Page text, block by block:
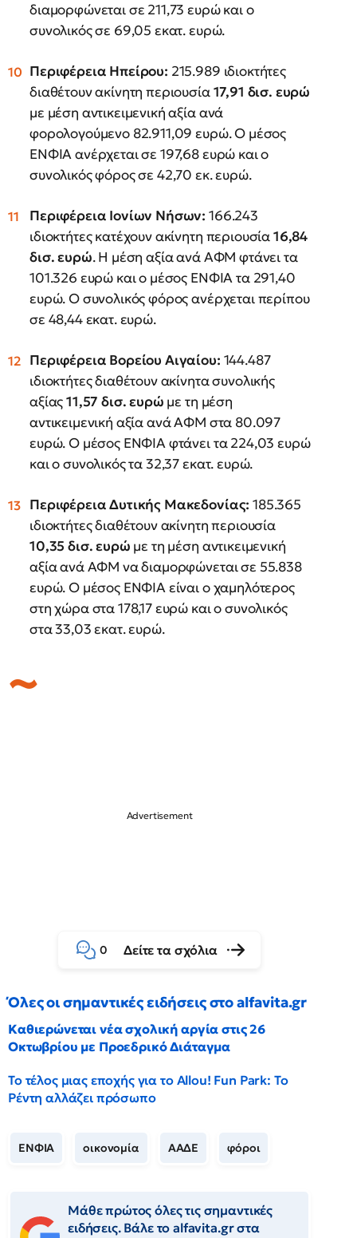
διαμορφώνεται σε 211,73 ευρώ και ο
συνολικός σε 69,05 εκατ. ευρώ.
Περιφέρεια Ηπείρου: 215.989 ιδιοκτήτες
διαθέτουν ακίνητη περιουσία17,91 δισ. ευρώ
με μέση αντικειμενική αξία ανά
φορολογούμενο 82.911,09 ευρώ. Ο μέσος
ΕΝΦΙΑ ανέρχεται σε 197,68 ευρώ και ο
συνολικός φόρος σε 42,70 εκ. ευρώ.
Περιφέρεια Ιονίων Νήσων: 166.243
ιδιοκτήτες κατέχουν ακίνητη περιουσία16,84
δισ. ευρώ. Η μέση αξία ανά ΑΦΜ φτάνει τα
101.326 ευρώ και ο μέσος ΕΝΦΙΑ τα 291,40
ευρώ. Ο συνολικός φόρος ανέρχεται περίπου
σε 48,44 εκατ. ευρώ.
Περιφέρεια Βορείου Αιγαίου: 144.487
ιδιοκτήτες διαθέτουν ακίνητα συνολικής
αξίας11,57 δισ. ευρώ με τη μέση
αντικειμενική αξία ανά ΑΦΜ στα 80.097
ευρώ. Ο μέσος ΕΝΦΙΑ φτάνει τα 224,03 ευρώ
και ο συνολικός τα 32,37 εκατ. ευρώ.
Περιφέρεια Δυτικής Μακεδονίας: 185.365
ιδιοκτήτες διαθέτουν ακίνητη περιουσία
10,35 δισ. ευρώ με τη μέση αντικειμενική
αξία ανά ΑΦΜ να διαμορφώνεται σε 55.838
ευρώ. Ο μέσος ΕΝΦΙΑ είναι ο χαμηλότερος
στη χώρα στα 178,17 ευρώ και ο συνολικός
στα 33,03 εκατ. ευρώ.
0 Δείτε τα σχόλια
Όλες οι σημαντικές ειδήσεις στο alfavita.gr
Καθιερώνεται νέα σχολική αργία στις 26
Οκτωβρίου με Προεδρικό Διάταγμα
Το τέλος μιας εποχής για το Allou! Fun Park: Το
Ρέντη αλλάζει πρόσωπο
ΕΝΦΙΑ οικονομία ΑΑΔΕ φόροι
Μάθε πρώτος όλες τις σημαντικές
ειδήσεις. Βάλε το alfavita.gr στα